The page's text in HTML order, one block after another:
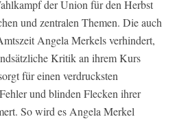
der Union für den Herbst
und zentralen Themen. Die auch
Angela Merkels verhindert,
Kritik an ihrem Kurs
für einen verdrucksten
und blinden Flecken ihrer
So wird es Angela Merkel